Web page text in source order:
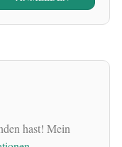
hast! Mein